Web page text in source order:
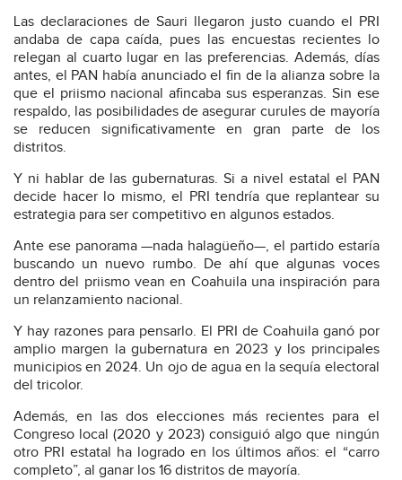
Las declaraciones de Sauri llegaron justo cuando el PRI
andaba de capa caída, pues las encuestas recientes lo
relegan al cuarto lugar en las preferencias. Además, días
antes, el PAN había anunciado el fin de la alianza sobre la
que el priismo nacional afincaba sus esperanzas. Sin ese
respaldo, las posibilidades de asegurar curules de mayoría
se reducen significativamente en gran parte de los
distritos.
Y ni hablar de las gubernaturas. Si a nivel estatal el PAN
decide hacer lo mismo, el PRI tendría que replantear su
estrategia para ser competitivo en algunos estados.
Ante ese panorama —nada halagüeño—, el partido estaría
buscando un nuevo rumbo. De ahí que algunas voces
dentro del priismo vean en Coahuila una inspiración para
un relanzamiento nacional.
Y hay razones para pensarlo. El PRI de Coahuila ganó por
amplio margen la gubernatura en 2023 y los principales
municipios en 2024. Un ojo de agua en la sequía electoral
del tricolor.
Además, en las dos elecciones más recientes para el
Congreso local (2020 y 2023) consiguió algo que ningún
otro PRI estatal ha logrado en los últimos años: el “carro
completo”, al ganar los 16 distritos de mayoría.